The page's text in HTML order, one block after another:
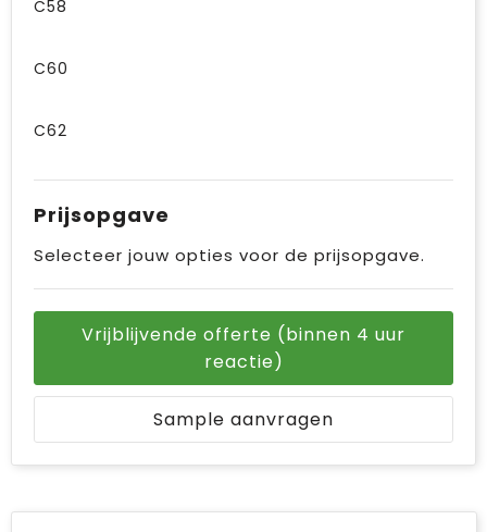
C58
C60
C62
Prijsopgave
Selecteer jouw opties voor de prijsopgave.
Vrijblijvende offerte (binnen 4 uur
reactie)
Sample aanvragen